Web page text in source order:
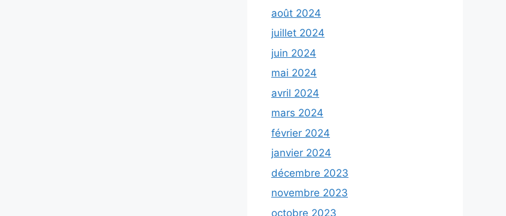
août 2024
juillet 2024
juin 2024
mai 2024
avril 2024
mars 2024
février 2024
janvier 2024
décembre 2023
novembre 2023
octobre 2023